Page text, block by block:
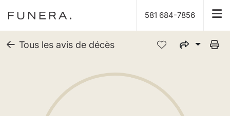
581 684-7856
Tous les avis de décès